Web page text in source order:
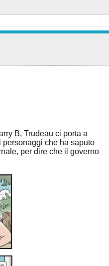
B, Trudeau ci porta a
che ha saputo
per dire che il governo